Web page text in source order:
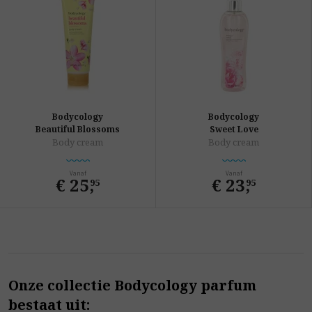
Bodycology
Beautiful Blossoms
Body cream
Vanaf
€ 25,
95
Bodycology
Sweet Love
Body cream
Vanaf
€ 23,
95
Onze collectie Bodycology parfum
bestaat uit: